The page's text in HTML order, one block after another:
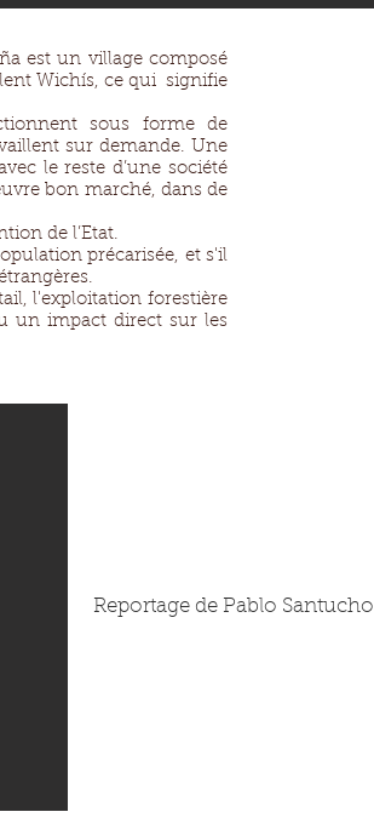
est un village composé
Wichís, ce qui signifie
sous forme de
sur demande. Une
le reste d’une société
bon marché, dans de
de l’Etat.
précarisée, et s'il
l'exploitation forestière
un impact direct sur les
Reportage de Pablo Santucho